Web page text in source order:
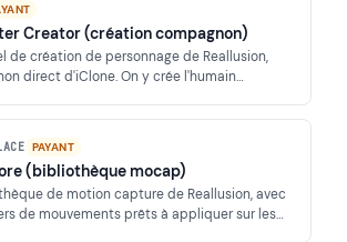
Creator (création compagnon)
de création de personnage de Reallusion,
direct d'iClone. On y crée l'humain
entre les deux.
PAYANT
(bibliothèque mocap)
de motion capture de Reallusion, avec
de mouvements prêts à appliquer sur les